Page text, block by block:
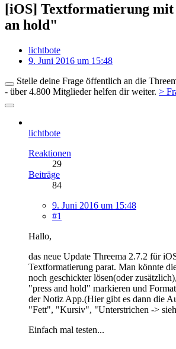
[iOS] Textformatierung
an hold"
lichtbote
9. Juni 2016 um 15:48
Stelle deine Frage öffentlich an die
- über 4.800 Mitglieder helfen dir weiter. >
lichtbote
Reaktionen
29
Beiträge
84
9. Juni 2016 um 15:48
#1
Hallo,
das neue Update Threema 2.7.2 für
Textformatierung parat. Man könnte
noch geschickter lösen(oder
"press and hold" markieren und
der Notiz App.(Hier gibt es dann die
"Fett", "Kursiv", "Unterstrichen ->
Einfach mal testen...